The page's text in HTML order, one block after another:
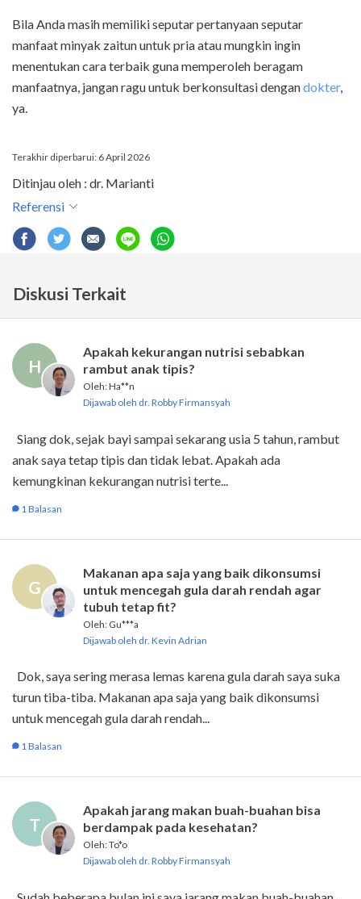
Bila Anda masih memiliki seputar pertanyaan seputar
manfaat minyak zaitun untuk pria atau mungkin ingin
menentukan cara terbaik guna memperoleh beragam
manfaatnya, jangan ragu untuk berkonsultasi dengandokter,
ya.
Terakhir diperbarui: 6 April 2026